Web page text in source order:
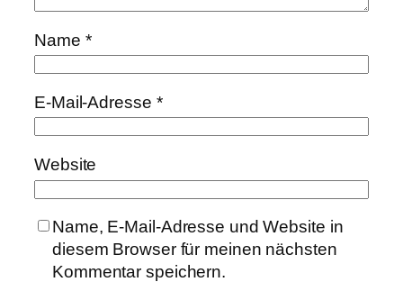
Name *
E-Mail-Adresse *
Website
Name, E-Mail-Adresse und Website in
diesem Browser für meinen nächsten
Kommentar speichern.